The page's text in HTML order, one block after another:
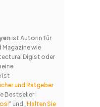
ist Autorin für
Magazine wie
Digist oder
ist
und Ratgeber
Bestseller
“ und „Halten Sie